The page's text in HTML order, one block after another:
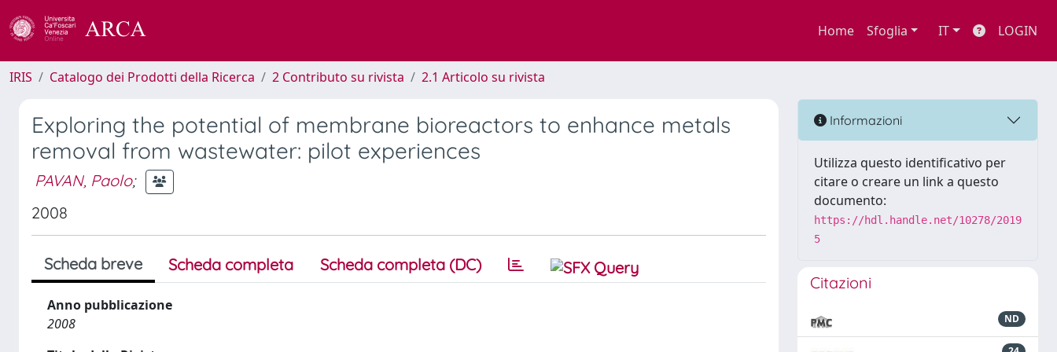
Home Sfoglia IT LOGIN
IRIS Catalogo dei Prodotti della Ricerca 2 Contributo su rivista 2.1 Articolo su rivista
Exploring the potential of membrane bioreactors to enhance metals
removal from wastewater: pilot experiences
PAVAN, Paolo;
2008
Scheda breve Scheda completa Scheda completa (DC)
Anno pubblicazione
2008
Informazioni
Utilizza questo identificativo per
citare o creare un link a questo
documento:
https://hdl.handle.net/10278/2019
5
Citazioni
ND